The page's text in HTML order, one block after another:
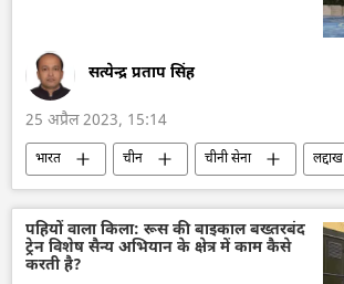
सत्येन्द्र प्रताप सिंह
25 अप्रैल 2023, 15:14
भारत चीन चीनी सेना
लद्दाख
सीमा विवाद
सीमा सुरक्षा बल (बीएसएफ)/ BSF
भारत का विदेश मंत्रालय (MEA)
लद्दाख स्टैन्डॉर्फ
पहियों वाला किला: रूस की बाइकाल बख्तरबंद
ट्रेन विशेष सैन्य अभियान के क्षेत्र में काम कैसे
करती है?